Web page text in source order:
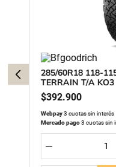
285/60R18 118-
TERRAIN T/A KO3
$392.900
Webpay3 cuotas sin interés
Mercado pago3 cuotas sin
－